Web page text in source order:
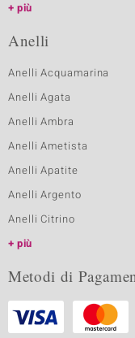
più
Anelli
Anelli Acquamarina
Anelli Agata
Anelli Ambra
Anelli Ametista
Anelli Apatite
Anelli Argento
Anelli Citrino
più
Metodi di